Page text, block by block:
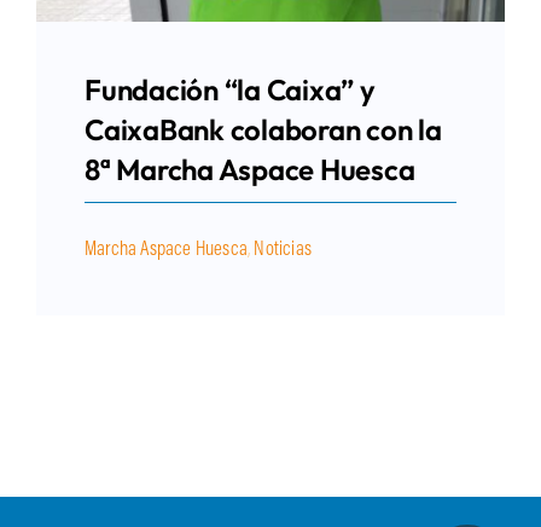
Fundación “la Caixa” y
CaixaBank colaboran con la
8ª Marcha Aspace Huesca
Marcha Aspace Huesca, Noticias